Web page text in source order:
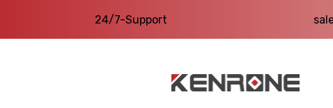
24/7-Support